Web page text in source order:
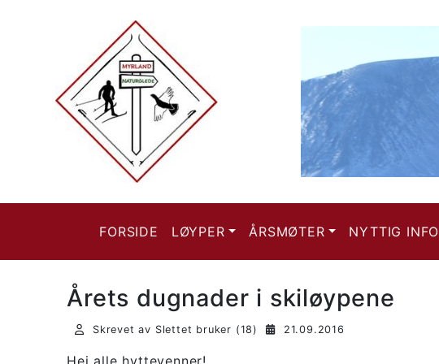
FORSIDE LØYPER ÅRSMØTER NYTTIG INFO
Årets dugnader i skiløypene
Skrevet av Slettet bruker (18) 21.09.2016
Hei alle hyttevenner!